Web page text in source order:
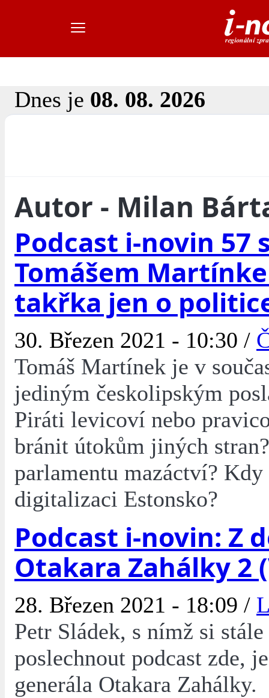
Dnes je 08. 08. 2026
Autor - Milan
Podcast i-novin 57
Tomášem
takřka jen o
30. Březen 2021 - 10:30 /
Tomáš Martínek je v
jediným českolipským
Piráti levicoví nebo
bránit útokům jiných
parlamentu mazáctví? Kdy
digitalizaci Estonsko?
Podcast i-novin: Z
Otakara Zahálky 2
28. Březen 2021 - 18:09 /
Petr Sládek, s nímž si
poslechnout podcast zde,
generála Otakara Zahálky.